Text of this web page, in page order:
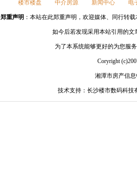
楼市楼盘 中介房源 新闻中心 电
郑重声明 ：本站在此郑重声明，欢迎媒体、同行转
如今后若发现采用本站引用的
为了本系统能够更好的为您服
Coryright
湘潭市房产信
技术支持：长沙楼市数码科技